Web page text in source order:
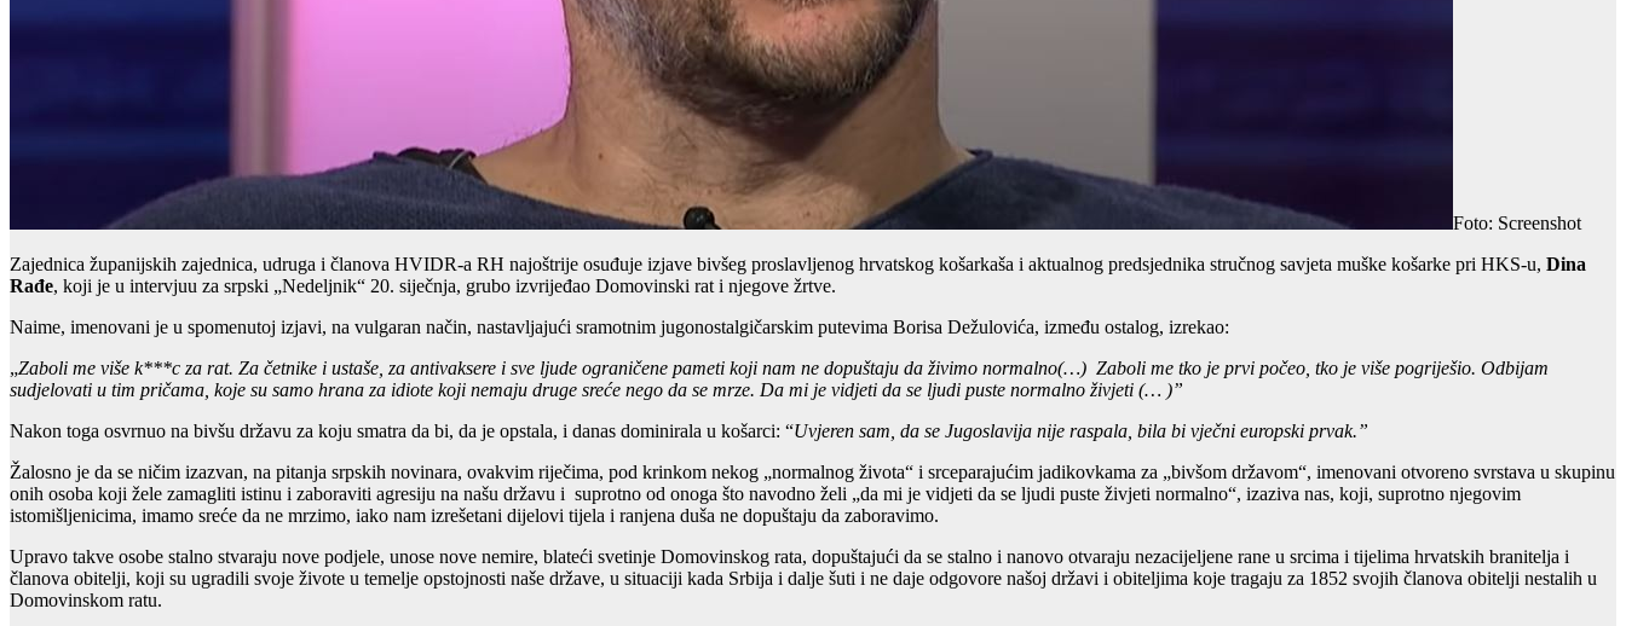
Foto: Screenshot
Zajednica županijskih zajednica, udruga i članova HVIDR-a RH najoštrije osuđuje izjave bivšeg proslavljenog hrvatskog košarkaša i aktualnog predsjednika stručnog savjeta muške košarke pri HKS-u, Dina
Rađe, koji je u intervjuu za srpski „Nedeljnik“ 20. siječnja, grubo izvrijeđao Domovinski rat i njegove žrtve.
Naime, imenovani je u spomenutoj izjavi, na vulgaran način, nastavljajući sramotnim jugonostalgičarskim putevima Borisa Dežulovića, između ostalog, izrekao:
„Zaboli me više k***c za rat. Za četnike i ustaše, za antivaksere i sve ljude ograničene pameti koji nam ne dopuštaju da živimo normalno(…) Zaboli me tko je prvi počeo, tko je više pogriješio. Odbijam
sudjelovati u tim pričama, koje su samo hrana za idiote koji nemaju druge sreće nego da se mrze. Da mi je vidjeti da se ljudi puste normalno živjeti (… )”
Nakon toga osvrnuo na bivšu državu za koju smatra da bi, da je opstala, i danas dominirala u košarci: “Uvjeren sam, da se Jugoslavija nije raspala, bila bi vječni europski prvak.”
Žalosno je da se ničim izazvan, na pitanja srpskih novinara, ovakvim riječima, pod krinkom nekog „normalnog života“ i srceparajućim jadikovkama za „bivšom državom“, imenovani otvoreno svrstava u skupinu
onih osoba koji žele zamagliti istinu i zaboraviti agresiju na našu državu i suprotno od onoga što navodno želi „da mi je vidjeti da se ljudi puste živjeti normalno“, izaziva nas, koji, suprotno njegovim
istomišljenicima, imamo sreće da ne mrzimo, iako nam izrešetani dijelovi tijela i ranjena duša ne dopuštaju da zaboravimo.
Upravo takve osobe stalno stvaraju nove podjele, unose nove nemire, blateći svetinje Domovinskog rata, dopuštajući da se stalno i nanovo otvaraju nezacijeljene rane u srcima i tijelima hrvatskih branitelja i
članova obitelji, koji su ugradili svoje živote u temelje opstojnosti naše države, u situaciji kada Srbija i dalje šuti i ne daje odgovore našoj državi i obiteljima koje tragaju za 1852 svojih članova obitelji nestalih u
Domovinskom ratu.